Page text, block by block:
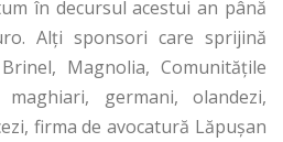
în decursul acestui an până
Alţi sponsori care sprijină
Magnolia, Comunităţile
germani, olandezi,
firma de avocatură Lăpuşan